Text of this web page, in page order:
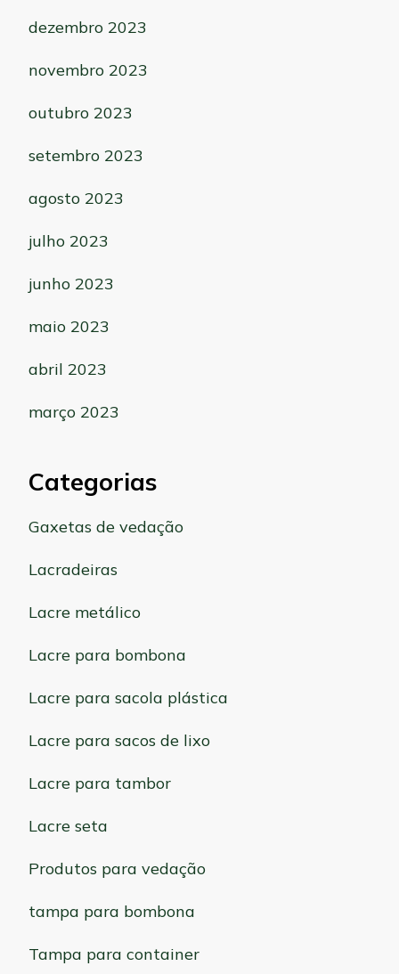
dezembro 2023
novembro 2023
outubro 2023
setembro 2023
agosto 2023
julho 2023
junho 2023
maio 2023
abril 2023
março 2023
Categorias
Gaxetas de vedação
Lacradeiras
Lacre metálico
Lacre para bombona
Lacre para sacola plástica
Lacre para sacos de lixo
Lacre para tambor
Lacre seta
Produtos para vedação
tampa para bombona
Tampa para container